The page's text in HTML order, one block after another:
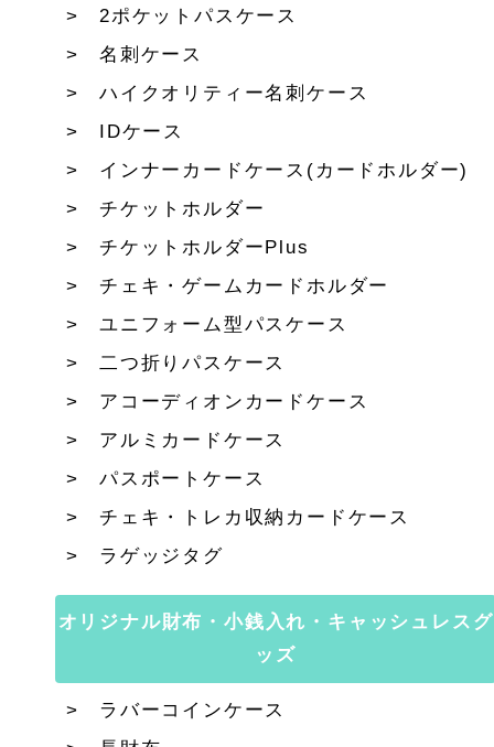
2ポケットパスケース
名刺ケース
ハイクオリティー名刺ケース
IDケース
インナーカードケース(カードホルダー)
チケットホルダー
チケットホルダーPlus
チェキ・ゲームカードホルダー
ユニフォーム型パスケース
二つ折りパスケース
アコーディオンカードケース
アルミカードケース
パスポートケース
チェキ・トレカ収納カードケース
ラゲッジタグ
オリジナル財布・小銭入れ・キャッシュレスグ
ッズ
ラバーコインケース